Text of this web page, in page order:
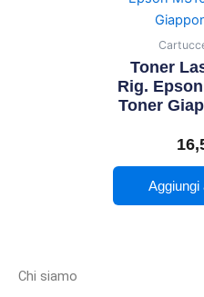
Toner
Rig.
Toner
Aggiungi
Chi siamo